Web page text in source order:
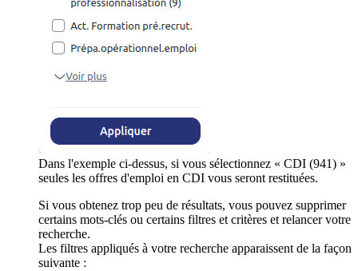
Dans l'exemple ci-dessus, si vous sélectionnez « CDI (941) »
seules les offres d'emploi en CDI vous seront restituées.
Si vous obtenez trop peu de résultats, vous pouvez supprimer
certains mots-clés ou certains filtres et critères et relancer votre
recherche.
Les filtres appliqués à votre recherche apparaissent de la façon
suivante :